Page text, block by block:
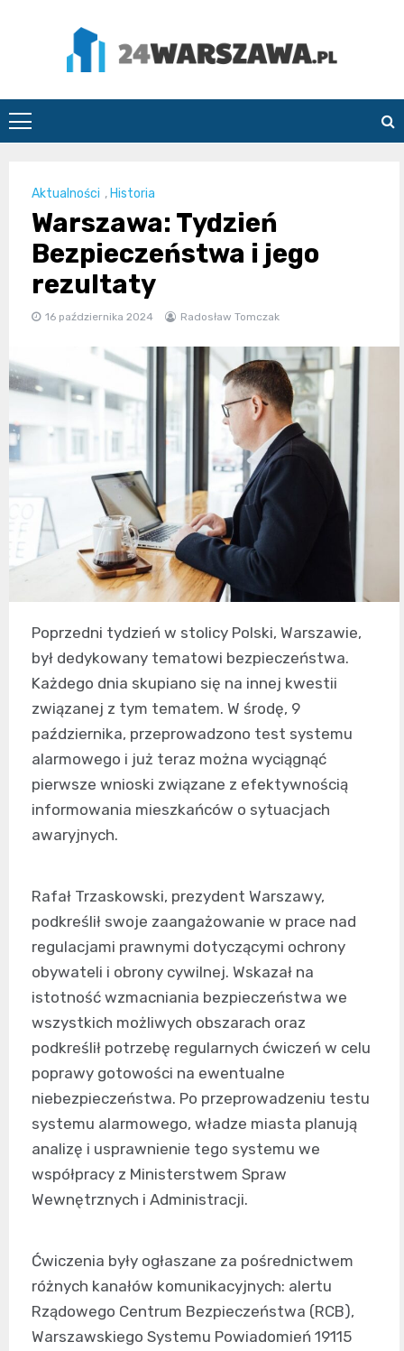
24Warszawa.pl
Aktualności , Historia
Warszawa: Tydzień
Bezpieczeństwa i jego
rezultaty
16 października 2024 Radosław Tomczak
Poprzedni tydzień w stolicy Polski, Warszawie,
był dedykowany tematowi bezpieczeństwa.
Każdego dnia skupiano się na innej kwestii
związanej z tym tematem. W środę, 9
października, przeprowadzono test systemu
alarmowego i już teraz można wyciągnąć
pierwsze wnioski związane z efektywnością
informowania mieszkańców o sytuacjach
awaryjnych.
Rafał Trzaskowski, prezydent Warszawy,
podkreślił swoje zaangażowanie w prace nad
regulacjami prawnymi dotyczącymi ochrony
obywateli i obrony cywilnej. Wskazał na
istotność wzmacniania bezpieczeństwa we
wszystkich możliwych obszarach oraz
podkreślił potrzebę regularnych ćwiczeń w celu
poprawy gotowości na ewentualne
niebezpieczeństwa. Po przeprowadzeniu testu
systemu alarmowego, władze miasta planują
analizę i usprawnienie tego systemu we
współpracy z Ministerstwem Spraw
Wewnętrznych i Administracji.
Ćwiczenia były ogłaszane za pośrednictwem
różnych kanałów komunikacyjnych: alertu
Rządowego Centrum Bezpieczeństwa (RCB),
Warszawskiego Systemu Powiadomień 19115